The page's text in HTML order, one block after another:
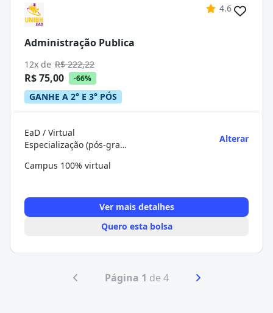
4.6
Administração Publica
12x de R$ 222,22
R$ 75,00 -66%
GANHE A 2° E 3° PÓS
EaD / Virtual
Especialização (pós-graduação)
Alterar
Campus 100% virtual
Ver mais detalhes
Quero esta bolsa
Página 1 de 4